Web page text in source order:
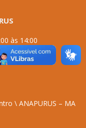
às 14:00
\ ANAPURUS – MA